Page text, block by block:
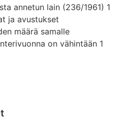
annetun lain (236/1961) 1
ja avustukset
määrä samalle
on vähintään 1